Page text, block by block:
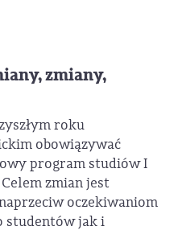
zmiany,
roku
obowiązywać
program studiów I
zmian jest
oczekiwaniom
studentów jak i